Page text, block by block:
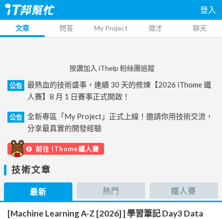
登入
文章 問答 My Project 徵才 聊天
按讚加入 iThelp 粉絲團追蹤
公告
最熱血的技術盛事，連續 30 天的修煉【2026 iThome 鐵
人賽】8 月 1 日賽事正式開啟！
公告
全新專區「My Project」正式上線！邀請你用技術交流，
分享最真實的開發經驗
前往 iThome鐵人賽
技術文章
最新 熱門 鐵人賽
[Machine Learning A-Z [2026] ] 學習筆記 Day3 Data